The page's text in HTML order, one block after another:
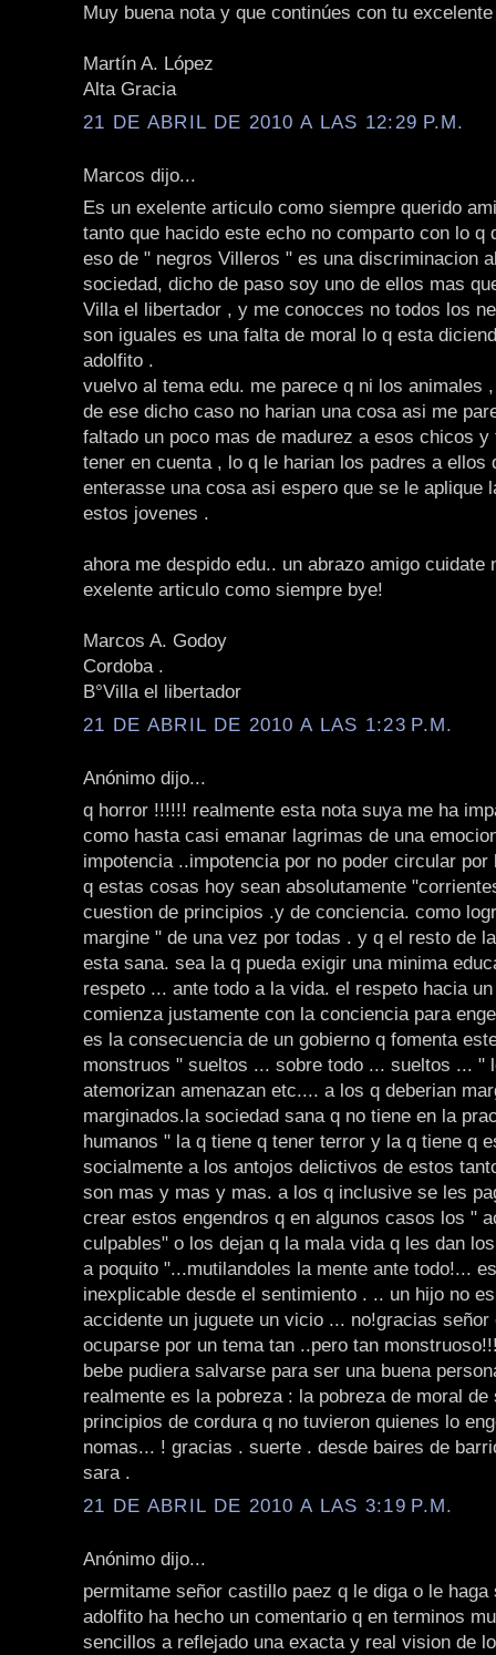
Muy buena nota y que continúes con tu
Martín A. López
Alta Gracia
21 DE ABRIL DE 2010 A LAS 12:29 P.M.
Marcos dijo...
Es un exelente articulo como siempre querido
tanto que hacido este echo no comparto con lo q
eso de " negros Villeros " es una discriminacion
sociedad, dicho de paso soy uno de ellos mas
Villa el libertador , y me conocces no todos los
son iguales es una falta de moral lo q esta
adolfito .
vuelvo al tema edu. me parece q ni los animales
de ese dicho caso no harian una cosa asi me
faltado un poco mas de madurez a esos chicos y
tener en cuenta , lo q le harian los padres a ellos
enterasse una cosa asi espero que se le aplique
estos jovenes .
ahora me despido edu.. un abrazo amigo cuidate
exelente articulo como siempre bye!
Marcos A. Godoy
Cordoba .
B°Villa el libertador
21 DE ABRIL DE 2010 A LAS 1:23 P.M.
Anónimo dijo...
q horror !!!!!! realmente esta nota suya me ha
como hasta casi emanar lagrimas de una
impotencia ..impotencia por no poder circular por
q estas cosas hoy sean absolutamente
cuestion de principios .y de conciencia. como
margine " de una vez por todas . y q el resto de
esta sana. sea la q pueda exigir una minima
respeto ... ante todo a la vida. el respeto hacia
comienza justamente con la conciencia para
es la consecuencia de un gobierno q fomenta
monstruos " sueltos ... sobre todo ... sueltos ... "
atemorizan amenazan etc.... a los q deberian
marginados.la sociedad sana q no tiene en la
humanos " la q tiene q tener terror y la q tiene q
socialmente a los antojos delictivos de estos
son mas y mas y mas. a los q inclusive se les
crear estos engendros q en algunos casos los "
culpables" o los dejan q la mala vida q les dan
a poquito "...mutilandoles la mente ante todo!...
inexplicable desde el sentimiento . .. un hijo no
accidente un juguete un vicio ... no!gracias
ocuparse por un tema tan ..pero tan
bebe pudiera salvarse para ser una buena
realmente es la pobreza : la pobreza de moral de
principios de cordura q no tuvieron quienes lo
nomas... ! gracias . suerte . desde baires de
sara .
21 DE ABRIL DE 2010 A LAS 3:19 P.M.
Anónimo dijo...
permitame señor castillo paez q le diga o le haga
adolfito ha hecho un comentario q en terminos
sencillos a reflejado una exacta y real vision de